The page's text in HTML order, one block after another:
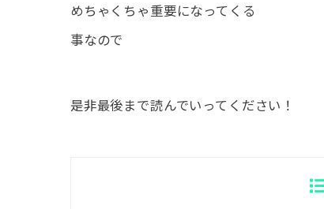
めちゃくちゃ重要になってくる
事なので
是非最後まで読んでいってください！